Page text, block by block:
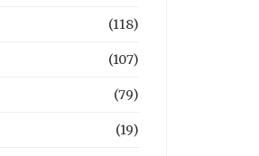
(118)
(107)
(79)
(19)